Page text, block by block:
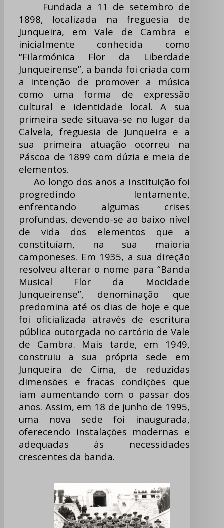
Fundada a 11 de setembro de
1898, localizada na freguesia de
Junqueira, em Vale de Cambra e
inicialmente conhecida como
“Filarmónica Flor da Liberdade
Junqueirense”, a banda foi criada com
a intenção de promover a música
como uma forma de expressão
cultural e identidade local. A sua
primeira sede situava-se no lugar da
Calvela, freguesia de Junqueira e a
sua primeira atuação ocorreu na
Páscoa de 1899 com dúzia e meia de
elementos.
Ao longo dos anos a instituição foi
progredindo lentamente,
enfrentando algumas crises
profundas, devendo-se ao baixo nível
de vida dos elementos que a
constituíam, na sua maioria
camponeses. Em 1935, a sua direção
resolveu alterar o nome para “Banda
Musical Flor da Mocidade
Junqueirense”, denominação que
predomina até os dias de hoje e que
foi oficializada através de escritura
pública outorgada no cartório de Vale
de Cambra. Mais tarde, em 1949,
construiu a sua própria sede em
Junqueira de Cima, de reduzidas
dimensões e fracas condições que
iam aumentando com o passar dos
anos. Assim, em 18 de junho de 1995,
uma nova sede foi inaugurada,
oferecendo instalações modernas e
adequadas às necessidades
crescentes da banda.